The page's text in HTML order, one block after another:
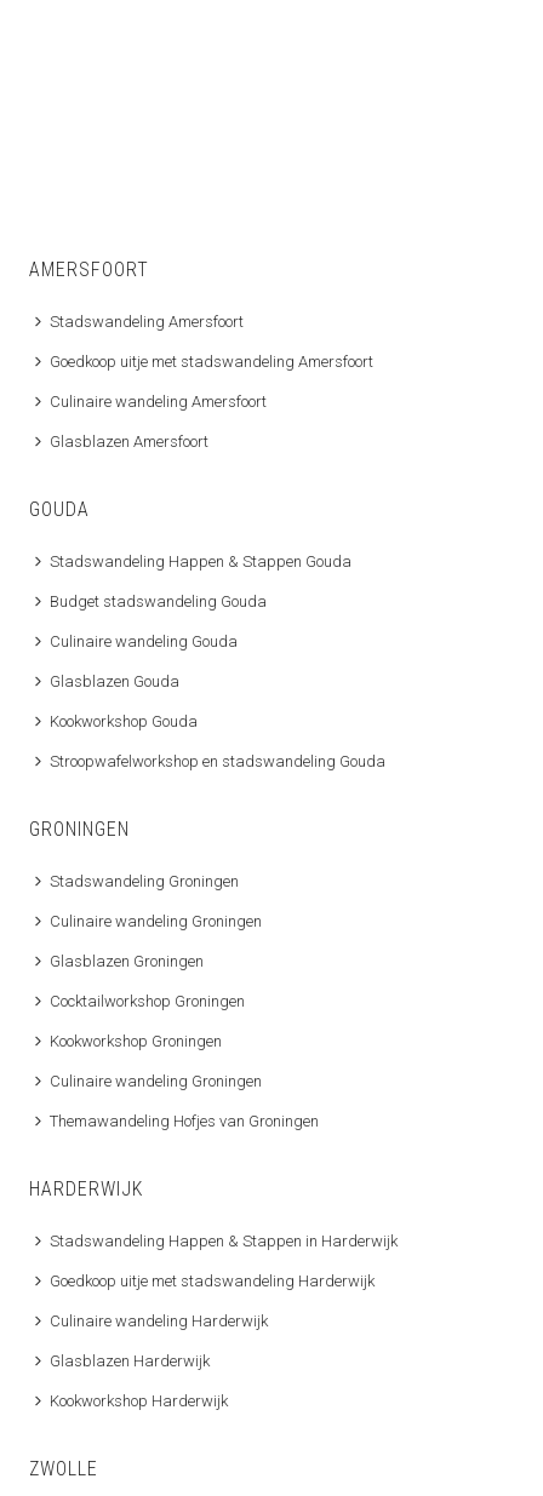
AMERSFOORT
Stadswandeling Amersfoort
Goedkoop uitje met stadswandeling Amersfoort
Culinaire wandeling Amersfoort
Glasblazen Amersfoort
GOUDA
Stadswandeling Happen & Stappen Gouda
Budget stadswandeling Gouda
Culinaire wandeling Gouda
Glasblazen Gouda
Kookworkshop Gouda
Stroopwafelworkshop en stadswandeling Gouda
GRONINGEN
Stadswandeling Groningen
Culinaire wandeling Groningen
Glasblazen Groningen
Cocktailworkshop Groningen
Kookworkshop Groningen
Culinaire wandeling Groningen
Themawandeling Hofjes van Groningen
HARDERWIJK
Stadswandeling Happen & Stappen in Harderwijk
Goedkoop uitje met stadswandeling Harderwijk
Culinaire wandeling Harderwijk
Glasblazen Harderwijk
Kookworkshop Harderwijk
ZWOLLE